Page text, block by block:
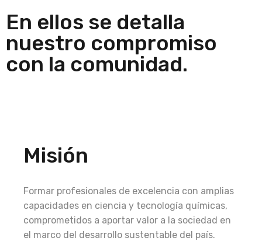
En ellos se detalla
nuestro compromiso
con la comunidad.
Misión
Formar profesionales de excelencia con amplias
capacidades en ciencia y tecnología químicas,
comprometidos a aportar valor a la sociedad en
el marco del desarrollo sustentable del país.